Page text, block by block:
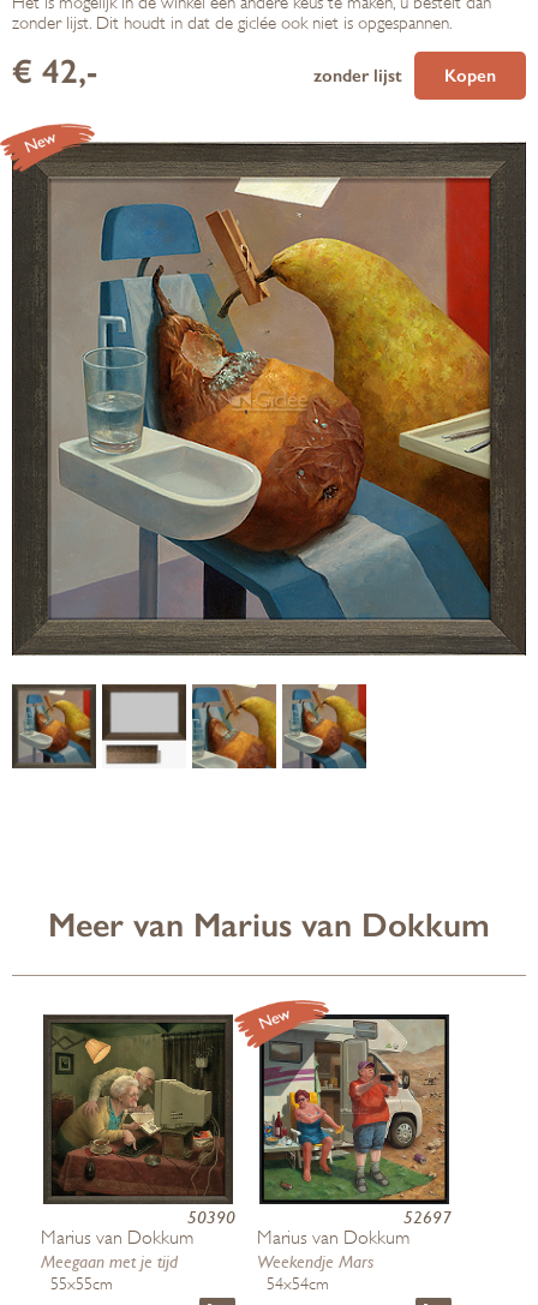
zonder lijst. Dit houdt in dat de giclée ook niet is opgespannen.
€ 42,- Kopen
zonder lijst
Meer van Marius van Dokkum
50390
Marius van Dokkum
Meegaan met je tijd
55x55cm
52697
Marius van Dokkum
Weekendje Mars
54x54cm